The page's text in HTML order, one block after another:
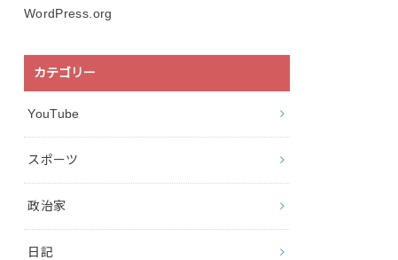
WordPress.org
カテゴリー
YouTube
スポーツ
政治家
日記